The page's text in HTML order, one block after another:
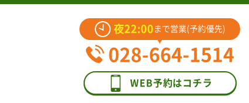
夜22:00 まで営業(予約優先)
028-664-1514
WEB予約はコチラ